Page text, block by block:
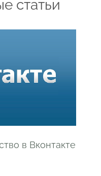
статьи
в Вконтакте